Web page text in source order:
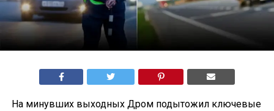
На минувших выходных Дром подытожил ключевые